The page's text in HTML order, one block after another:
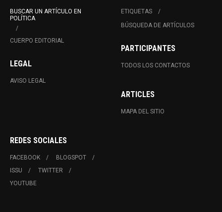
BUSCAR UN ARTÍCULO EN
POLÍTICA
CUERPO EDITORIAL
LEGAL
AVISO LEGAL
ETIQUETAS
BÚSQUEDA DE ARTÍCULOS
PARTICIPANTES
TODOS LOS CONTACTOS
ARTICLES
MAPA DEL SITIO
REDES SOCIALES
FACEBOOK
BLOGSPOT
ISSU
TWITTER
YOUTUBE